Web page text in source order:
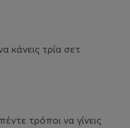
κάνεις τρία σετ
τρόποι να γίνεις